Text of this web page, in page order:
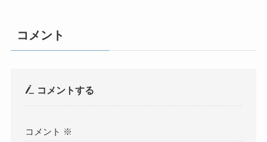
コメント
コメントする
コメント ※